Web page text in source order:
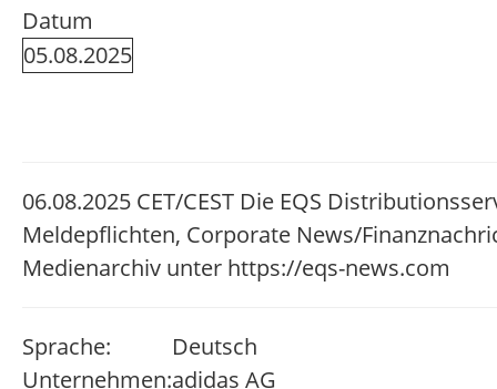
Datum
05.08.2025
06.08.2025 CET/CEST Die EQS
Meldepflichten, Corporate News/
Medienarchiv unter https://eqs-news.com
Sprache:
Deutsch
Unternehmen:adidas AG